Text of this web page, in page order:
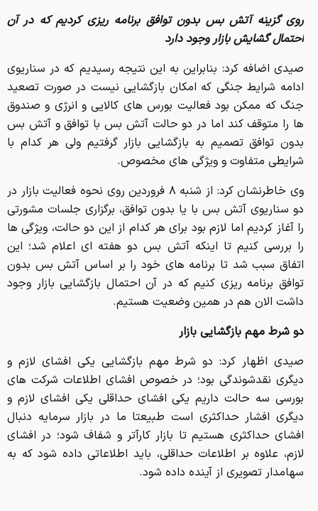
روی گزینه آتش بس بدون توافق برنامه ریزی کردیم که در آن
احتمال گشایش بازار وجود دارد
صیدی اضافه کرد: بنابراین به این نتیجه رسیدیم که در سناریوی
ادامه شرایط جنگی که امکان بازگشایی نیست در صورت تصعید
جنگ که ممکن بود فعالیت بورس های کالایی و انرژی و صندوق
ها را متوقف کند اما در دو حالت آتش بس با توافق و آتش بس
بدون توافق تصمیم به بازگشایی بازار گرفتیم ولی هر کدام با
شرایطی متفاوت و ویژگی های مخصوص.
وی خاطرنشان کرد: از شنبه ۸ فروردین روی نحوه فعالیت بازار در
دو سناریوی آتش بس با یا بدون توافق، برگزاری جلسات مشورتی
را آغاز کردیم اما لازم بود برای هر کدام از این دو حالت، ویژگی ها
را بررسی کنیم تا اینکه آتش بس دو هفته ای اعلام شد؛ این
اتفاق سبب شد تا برنامه های خود را بر اساس آتش بس بدون
توافق برنامه ریزی کنیم که در آن احتمال بازگشایی بازار وجود
داشت الان هم در همین وضعیت هستیم.
دو شرط مهم بازگشایی بازار
صیدی اظهار کرد: دو شرط مهم بازگشایی یکی افشای لازم و
دیگری نقدشوندگی بود؛ در خصوص افشای اطلاعات شرکت های
بورسی سه حالت داریم یکی افشای حداقلی یکی افشای لازم و
دیگری افشار حداکثری است طبیعتا ما در بازار سرمایه دنبال
افشای حداکثری هستیم تا بازار کارآتر و شفاف شود؛ در افشای
لازم، علاوه بر اطلاعات حداقلی، باید اطلاعاتی داده شود که به
سهامدار تصویری از آینده داده شود.